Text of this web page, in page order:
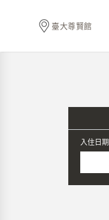
臺大尊賢館
入住日期